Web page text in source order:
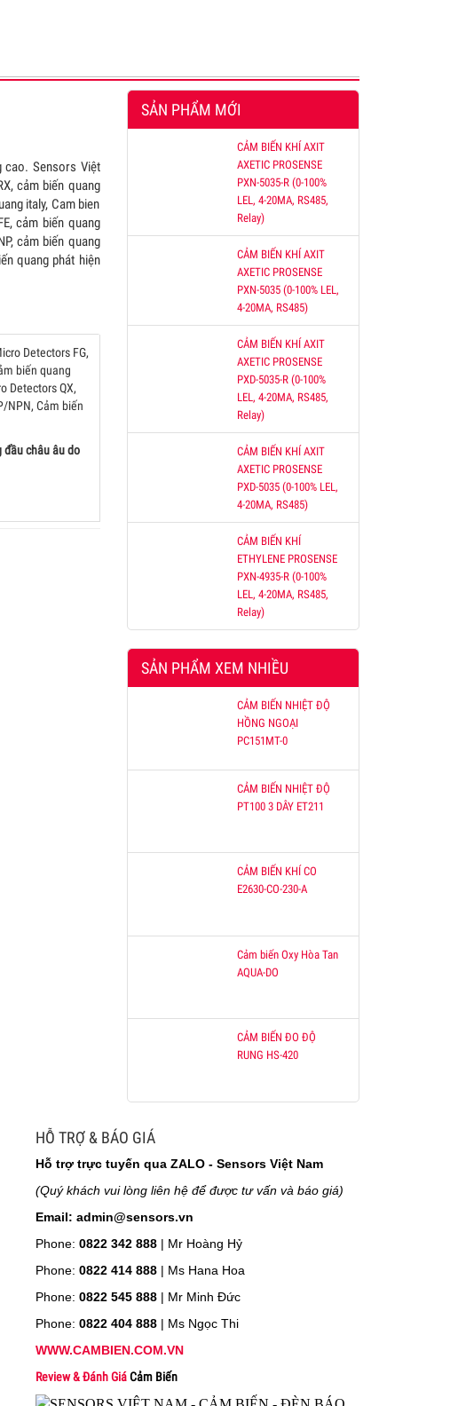
cao. Sensors Việt
cảm biến quang
italy, Cam bien
cảm biến quang
cảm biến quang
quang phát hiện
Detectors FG,
biến quang
Detectors QX,
NPN, Cảm biến
đầu châu âu do
SẢN PHẨM MỚI
CẢM BIẾN KHÍ AXIT
AXETIC PROSENSE
PXN-5035-R (0-100%
LEL, 4-20MA, RS485,
Relay)
CẢM BIẾN KHÍ AXIT
AXETIC PROSENSE
PXN-5035 (0-100% LEL,
4-20MA, RS485)
CẢM BIẾN KHÍ AXIT
AXETIC PROSENSE
PXD-5035-R (0-100%
LEL, 4-20MA, RS485,
Relay)
CẢM BIẾN KHÍ AXIT
AXETIC PROSENSE
PXD-5035 (0-100% LEL,
4-20MA, RS485)
CẢM BIẾN KHÍ
ETHYLENE PROSENSE
PXN-4935-R (0-100%
LEL, 4-20MA, RS485,
Relay)
SẢN PHẨM XEM NHIỀU
CẢM BIẾN NHIỆT ĐỘ
HỒNG NGOẠI
PC151MT-0
CẢM BIẾN NHIỆT ĐỘ
PT100 3 DÂY ET211
CẢM BIẾN KHÍ CO
E2630-CO-230-A
Cảm biến Oxy Hòa Tan
AQUA-DO
CẢM BIẾN ĐO ĐỘ
RUNG HS-420
HỖ TRỢ & BÁO GIÁ
Hỗ trợ trực tuyến qua ZALO - Sensors Việt Nam
(Quý khách vui lòng liên hệ để được tư vấn và báo giá)
Email: admin@sensors.vn
Phone: 0822 342 888 | Mr Hoàng Hỷ
Phone: 0822 414 888 | Ms Hana Hoa
Phone: 0822 545 888 | Mr Minh Đức
Phone: 0822 404 888 | Ms Ngọc Thi
WWW.CAMBIEN.COM.VN
Review & Đánh GiáCảm Biến